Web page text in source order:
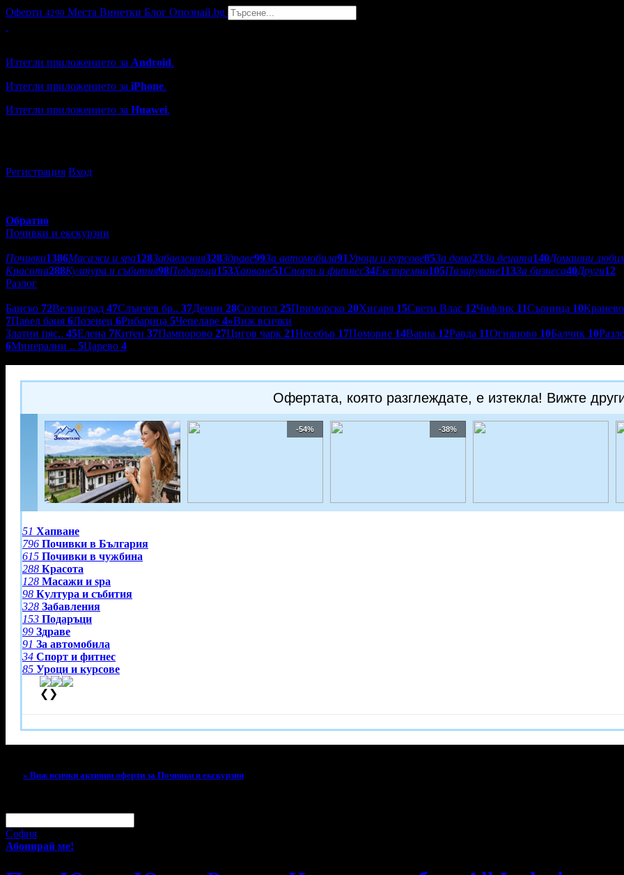
Оферти 4290 Места Винетки Блог Опознай.bg
Изтегли приложението за Android.
Изтегли приложението за iPhone.
Изтегли приложението за Huawei.
Регистрация Вход
Обратно
Почивки и екскурзии
Почивки1386Масажи и spa128Забавления328Здраве99За автомобила91Уроци и курсове85За дома23За децата140Домашни
Красота288Култура и събития98Подаръци153Хапване51Спорт и фитнес34Екстремни105Пазаруване113За бизнеса40Други12
Разлог
Банско 72Велинград 47Слънчев бр.. 37Девин 28Созопол 25Приморско 20Хисаря 15Свети Влас 12Чифлик 11Сърница 10
7Павел баня 6Лозенец 6Рибарица 5Чепеларе 4»Виж всички
Златни пяс.. 45Елена 7Китен 37Пампорово 27Цигов чарк 21Несебър 17Поморие 14Варна 12Равда 11Огняново 10Балчик 10
6Минерални .. 5Царево 4
Офертата, която разглеждате, е изтекла! Вижте
-54% -38%
51 Хапване
796 Почивки в България
615 Почивки в чужбина
288 Красота
128 Масажи и spa
98 Култура и събития
328 Забавления
153 Подаръци
99 Здраве
91 За автомобила
34 Спорт и фитнес
85 Уроци и курсове
❮ ❯
» Виж всички активни оферти за Почивки и екскурзии
София
Абонирай ме!